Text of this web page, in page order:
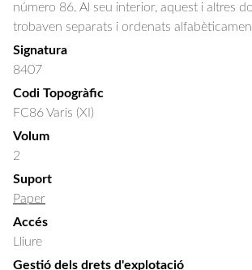
número 86. Al seu interior, aquest i altres
trobaven separats i ordenats
Signatura
8407
Codi Topogràfic
FC86 Varis (XI)
Volum
2
Suport
Paper
Accés
Lliure
Gestió dels drets d'explotació